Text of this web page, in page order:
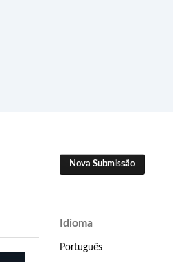
Nova Submissão
Idioma
Português